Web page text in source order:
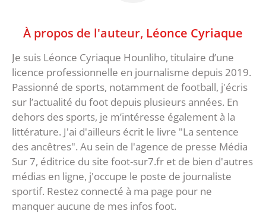
À propos de l'auteur, Léonce Cyriaque
Je suis Léonce Cyriaque Hounliho, titulaire d’une
licence professionnelle en journalisme depuis 2019.
Passionné de sports, notamment de football, j'écris
sur l’actualité du foot depuis plusieurs années. En
dehors des sports, je m’intéresse également à la
littérature. J'ai d'ailleurs écrit le livre "La sentence
des ancêtres". Au sein de l'agence de presse Média
Sur 7, éditrice du site foot-sur7.fr et de bien d'autres
médias en ligne, j'occupe le poste de journaliste
sportif. Restez connecté à ma page pour ne
manquer aucune de mes infos foot.